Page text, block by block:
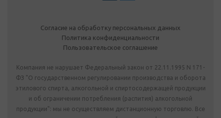
Согласие на обработку персональных данных
Политика конфиденциальности
Пользовательское соглашение
Компания не нарушает Федеральный закон от 22.11.1995 N 171-
ФЗ "О государственном регулировании производства и оборота
этилового спирта, алкогольной и спиртосодержащей продукции
и об ограничении потребления (распития) алкогольной
продукции": мы не осуществляем дистанционную торговлю. Все